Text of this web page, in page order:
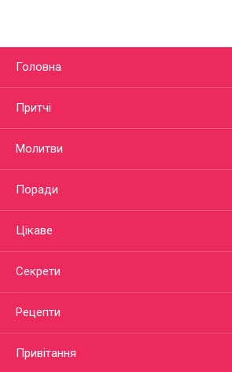
Головна
Притчі
Молитви
Поради
Цікаве
Секрети
Рецепти
Привітання